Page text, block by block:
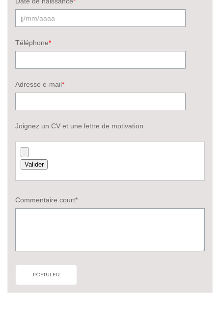
Téléphone*
Adresse e-mail*
Joignez un CV et une lettre de motivation
Commentaire court*